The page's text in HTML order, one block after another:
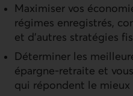
Maximiser vos
régimes enregistrés,
et d’autres stratégies
Déterminer les
épargne-retraite et
qui répondent le mieux